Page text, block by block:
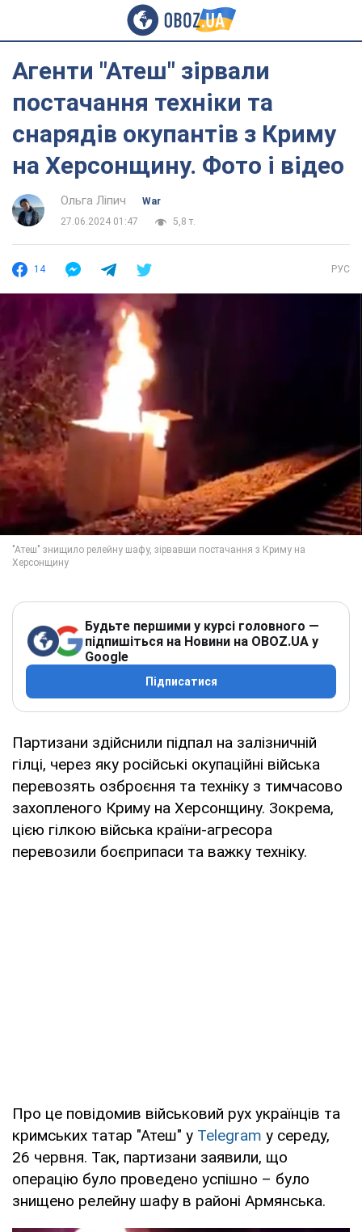
Агенти "Атеш" зірвали
постачання техніки та
снарядів окупантів з Криму
на Херсонщину. Фото і відео
Ольга Ліпич
War
27.06.2024 01:47
5,8 т.
14 РУС
Будьте першими у курсі головного —
підпишіться на Новини на OBOZ.UA у
Google
Підписатися
Партизани здійснили підпал на залізничній
гілці, через яку російські окупаційні війська
перевозять озброєння та техніку з тимчасово
захопленого Криму на Херсонщину. Зокрема,
цією гілкою війська країни-агресора
перевозили боєприпаси та важку техніку.
Про це повідомив військовий рух українців та
кримських татар "Атеш" у Telegram у середу,
26 червня. Так, партизани заявили, що
операцію було проведено успішно – було
знищено релейну шафу в районі Армянська.